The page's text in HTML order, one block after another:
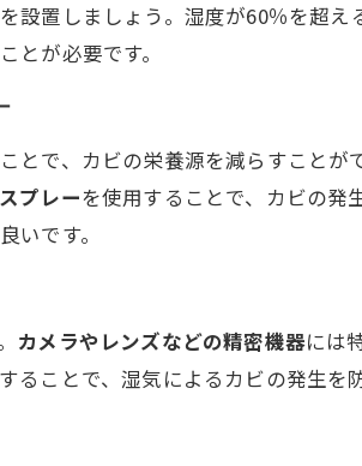
を設置しましょう。湿度が60％を超
とが必要です。
とで、カビの栄養源を減らすことが
プレーを使用することで、カビの発
いです。
カメラやレンズなどの精密機器には
ことで、湿気によるカビの発生を防